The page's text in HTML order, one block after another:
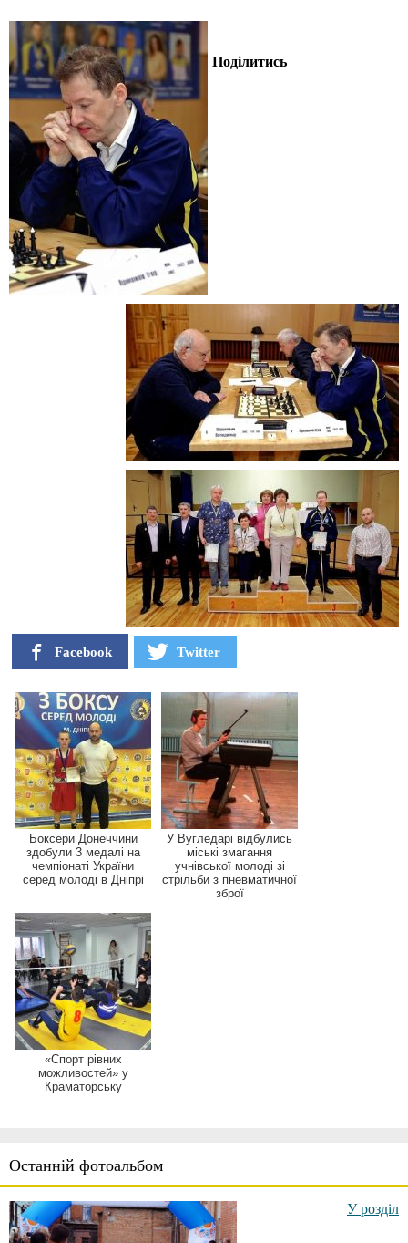
Останній фотоальбом
У розділ
Поділитись
Facebook Twitter
Боксери Донеччини
здобули 3 медалі на
чемпіонаті України
серед молоді в Дніпрі
У Вугледарі відбулись
міські змагання
учнівської молоді зі
стрільби з пневматичної
зброї
«Спорт рівних
можливостей» у
Краматорську